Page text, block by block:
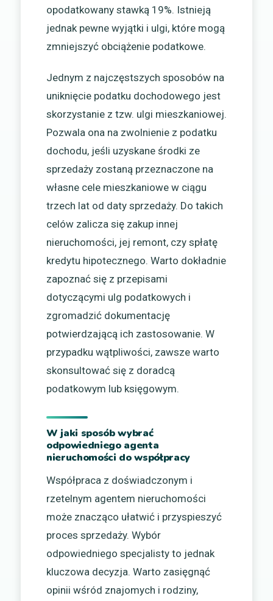
opodatkowany stawką 19%. Istnieją
jednak pewne wyjątki i ulgi, które mogą
zmniejszyć obciążenie podatkowe.
Jednym z najczęstszych sposobów na
uniknięcie podatku dochodowego jest
skorzystanie z tzw. ulgi mieszkaniowej.
Pozwala ona na zwolnienie z podatku
dochodu, jeśli uzyskane środki ze
sprzedaży zostaną przeznaczone na
własne cele mieszkaniowe w ciągu
trzech lat od daty sprzedaży. Do takich
celów zalicza się zakup innej
nieruchomości, jej remont, czy spłatę
kredytu hipotecznego. Warto dokładnie
zapoznać się z przepisami
dotyczącymi ulg podatkowych i
zgromadzić dokumentację
potwierdzającą ich zastosowanie. W
przypadku wątpliwości, zawsze warto
skonsultować się z doradcą
podatkowym lub księgowym.
W jaki sposób wybrać
odpowiedniego agenta
nieruchomości do współpracy
Współpraca z doświadczonym i
rzetelnym agentem nieruchomości
może znacząco ułatwić i przyspieszyć
proces sprzedaży. Wybór
odpowiedniego specjalisty to jednak
kluczowa decyzja. Warto zasięgnąć
opinii wśród znajomych i rodziny,